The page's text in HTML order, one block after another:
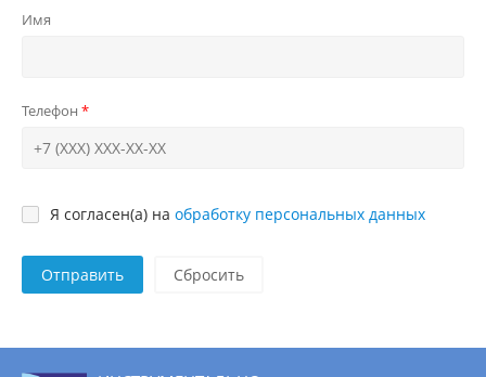
Имя
Телефон
Я согласен(а) на обработку персональных данных
Отправить